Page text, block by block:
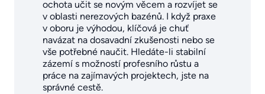
ochota učit se novým věcem a rozvíjet se
v oblasti nerezových bazénů. I když praxe
v oboru je výhodou, klíčová je chuť
navázat na dosavadní zkušenosti nebo se
vše potřebné naučit. Hledáte-li stabilní
zázemí s možností profesního růstu a
práce na zajímavých projektech, jste na
správné cestě.